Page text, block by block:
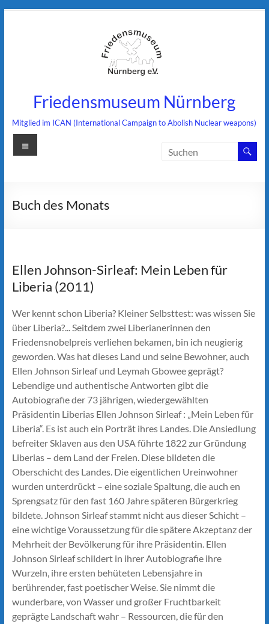
Friedensmuseum Nürnberg
Mitglied im ICAN (International Campaign to Abolish Nuclear weapons)
Menü
Buch des Monats
Ellen Johnson-Sirleaf: Mein Leben für
Liberia (2011)
Wer kennt schon Liberia? Kleiner Selbsttest: was wissen Sie
über Liberia?... Seitdem zwei Liberianerinnen den
Friedensnobelpreis verliehen bekamen, bin ich neugierig
geworden. Was hat dieses Land und seine Bewohner, auch
Ellen Johnson Sirleaf und Leymah Gbowee geprägt?
Lebendige und authentische Antworten gibt die
Autobiografie der 73 jährigen, wiedergewählten
Präsidentin Liberias Ellen Johnson Sirleaf : „Mein Leben für
Liberia“. Es ist auch ein Porträt ihres Landes. Die Ansiedlung
befreiter Sklaven aus den USA führte 1822 zur Gründung
Liberias – dem Land der Freien. Diese bildeten die
Oberschicht des Landes. Die eigentlichen Ureinwohner
wurden unterdrückt – eine soziale Spaltung, die auch en
Sprengsatz für den fast 160 Jahre späteren Bürgerkrieg
bildete. Johnson Sirleaf stammt nicht aus dieser Schicht –
eine wichtige Voraussetzung für die spätere Akzeptanz der
Mehrheit der Bevölkerung für ihre Präsidentin. Ellen
Johnson Sirleaf schildert in ihrer Autobiografie ihre
Wurzeln, ihre ersten behüteten Lebensjahre in
berührender, fast poetischer Weise. Sie nimmt die
wunderbare, von Wasser und großer Fruchtbarkeit
geprägte Landschaft wahr – Ressourcen, die für den